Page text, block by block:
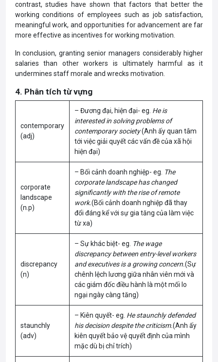
contrast, studies have shown that factors that better the
working conditions of employees such as job satisfaction,
meaningful work, and opportunities for advancement are far
more effective as incentives for working motivation.
In conclusion, granting senior managers considerably higher
salaries than other workers is ultimately harmful as it
undermines staff morale and wrecks motivation.
4. Phân tích từ vựng
contemporary
(adj)
– Đương đại, hiện đại- eg. He is
interested in solving problems of
contemporary society(Anh ấy quan tâm
tới việc giải quyết các vấn đề của xã hội
hiện đại)
corporate
landscape
(n.p)
– Bối cảnh doanh nghiệp- eg. The
corporate landscape has changed
significantly with the rise of remote
work.(Bối cảnh doanh nghiệp đã thay
đổi đáng kể với sự gia tăng của làm việc
từ xa)
discrepancy
(n)
– Sự khác biệt- eg. The wage
discrepancy between entry-level workers
and executives is a growing concern.(Sự
chênh lệch lương giữa nhân viên mới và
các giám đốc điều hành là một mối lo
ngại ngày càng tăng)
staunchly
(adv)
– Kiên quyết- eg. He staunchly defended
his decision despite the criticism.(Anh ấy
kiên quyết bảo vệ quyết định của mình
mặc dù bị chỉ trích)